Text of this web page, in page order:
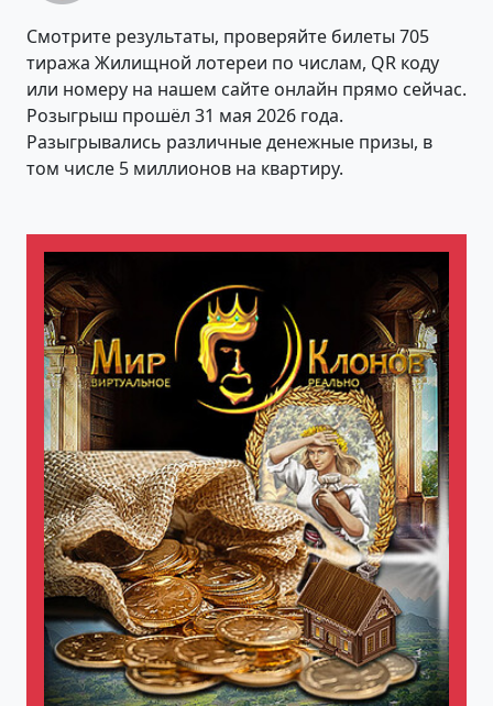
Смотрите результаты, проверяйте билеты 705
тиража Жилищной лотереи по числам, QR коду
или номеру на нашем сайте онлайн прямо сейчас.
Розыгрыш прошёл 31 мая 2026 года.
Разыгрывались различные денежные призы, в
том числе 5 миллионов на квартиру.